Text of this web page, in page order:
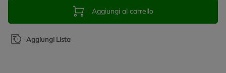
Aggiungi al carrello
Aggiungi Lista